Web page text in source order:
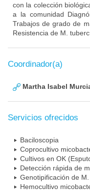
con la colección
a la comunidad
Trabajos de grado de
Resistencia de M.
Coordinador(a)
Martha Isabel
Servicios ofrecidos
Baciloscopia
Coprocultivo
Cultivos en OK
Detección rápida de
Genotipificación de
Hemocultivo